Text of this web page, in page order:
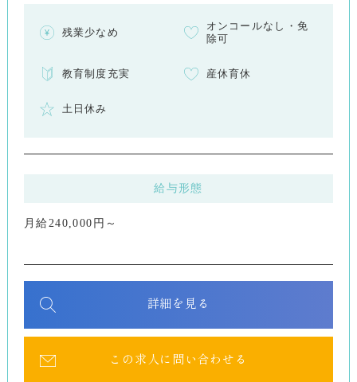
残業少なめ
オンコールなし・免
除可
教育制度充実 産休育休
土日休み
給与形態
月給240,000円～
詳細を見る
この求人に問い合わせる